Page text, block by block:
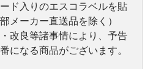
ド入りのエスコラベルを貼
メーカー直送品を除く）
改良等諸事情により、予告
になる商品がございます。